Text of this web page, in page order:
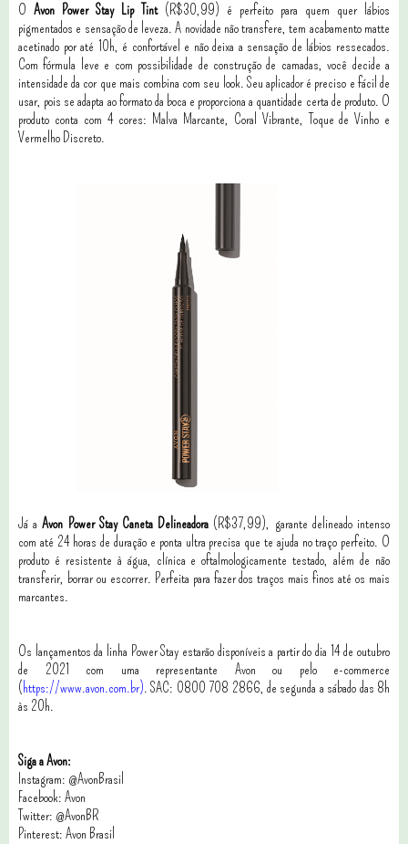
O Avon Power Stay Lip Tint (R$30,99) é perfeito para quem quer lábios
pigmentados e sensação de leveza. A novidade não transfere, tem acabamento matte
acetinado por até 10h, é confortável e não deixa a sensação de lábios ressecados.
Com fórmula leve e com possibilidade de construção de camadas, você decide a
intensidade da cor que mais combina com seu look. Seu aplicador é preciso e fácil de
usar, pois se adapta ao formato da boca e proporciona a quantidade certa de produto. O
produto conta com 4 cores: Malva Marcante, Coral Vibrante, Toque de Vinho e
Vermelho Discreto.
Já aAvon Power Stay Caneta Delineadora (R$37,99), garante delineado intenso
com até 24 horas de duração e ponta ultra precisa que te ajuda no traço perfeito. O
produto é resistente à água, clínica e oftalmologicamente testado, além de não
transferir, borrar ou escorrer. Perfeita para fazer dos traços mais finos até os mais
marcantes.
Os lançamentos da linha Power Stay estarão disponíveis a partir do dia 14 de outubro
de 2021 com uma representante Avon ou pelo e-commerce
(https://www.avon.com.br). SAC: 0800 708 2866, de segunda a sábado das 8h
às 20h.
Siga a Avon:
Instagram: @AvonBrasil
Facebook: Avon
Twitter: @AvonBR
Pinterest: Avon Brasil